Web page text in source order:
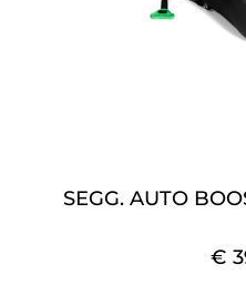
SEGG. AUTO
€